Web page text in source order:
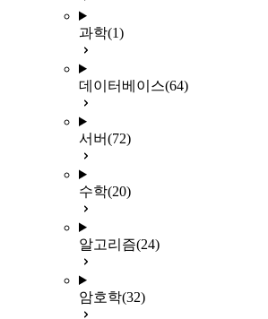
과학(1)
데이터베이스(64)
서버(72)
수학(20)
알고리즘(24)
암호학(32)